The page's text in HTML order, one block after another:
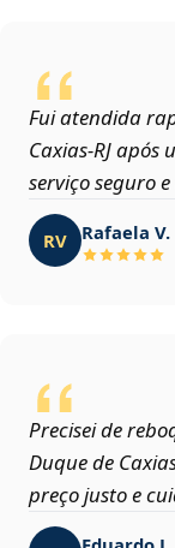
Fui atendida
Caxias‑RJ
serviço seguro
RV Rafaela V.
Precisei de
Duque de
preço justo e